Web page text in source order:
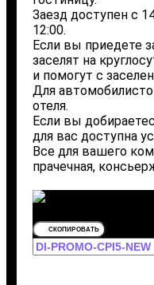
Заезд доступен с
12:00.
Если вы приедете
заселят на
и помогут с
Для
отеля.
Если вы
для вас доступна
Все для вашего
прачечная,
СКОПИРОВАТЬ